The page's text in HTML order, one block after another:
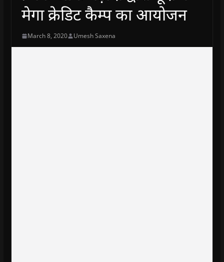
मेगा क्रेडिट कैम्प का आयोजन
March 8, 2020 Umesh Saxena